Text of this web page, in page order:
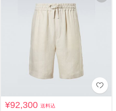
¥92,300送料込